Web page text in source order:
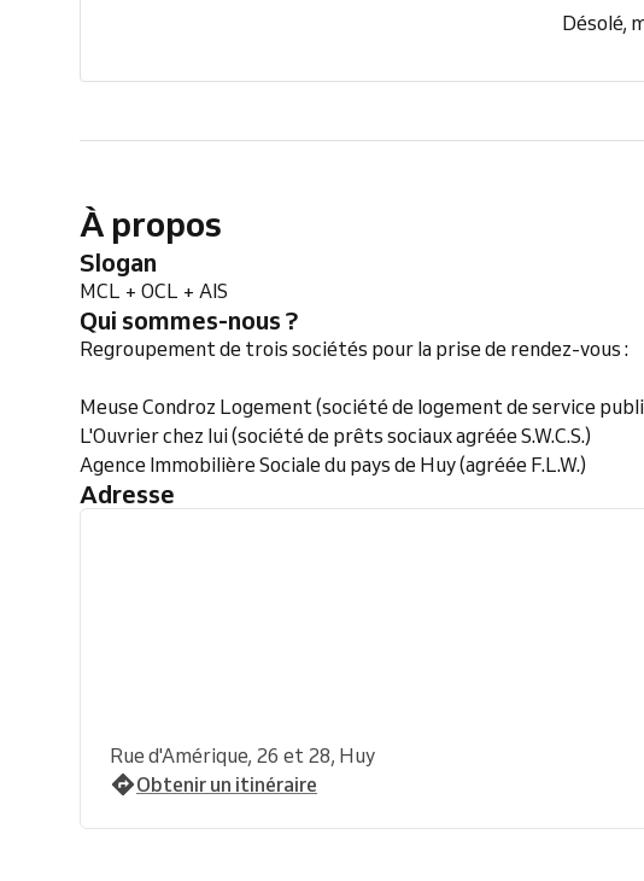
Désolé,
À propos
Slogan
MCL + OCL + AIS
Qui sommes-nous ?
Regroupement de trois sociétés pour la prise de rendez-vous :
Meuse Condroz Logement (société de logement de service
L'Ouvrier chez lui (société de prêts sociaux agréée S.W.C.S.)
Agence Immobilière Sociale du pays de Huy (agréée F.L.W.)
Adresse
Rue d'Amérique, 26 et 28, Huy
Obtenir un itinéraire